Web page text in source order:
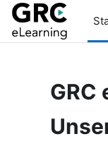
Zum Hauptinhalt
GRC